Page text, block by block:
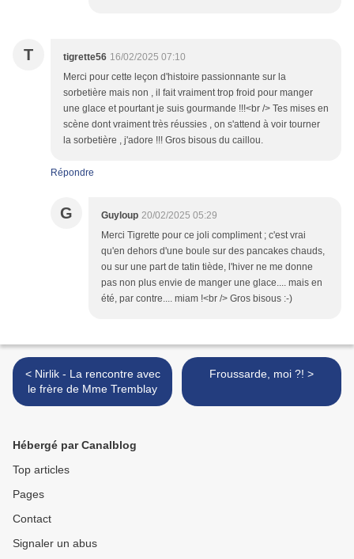
T tigrette56 16/02/2025 07:10
Merci pour cette leçon d'histoire passionnante sur la
sorbetière mais non , il fait vraiment trop froid pour manger
une glace et pourtant je suis gourmande !!!<br /> Tes mises en
scène dont vraiment très réussies , on s'attend à voir tourner
la sorbetière , j'adore !!! Gros bisous du caillou.
Répondre
G Guyloup 20/02/2025 05:29
Merci Tigrette pour ce joli compliment ; c'est vrai
qu'en dehors d'une boule sur des pancakes chauds,
ou sur une part de tatin tiède, l'hiver ne me donne
pas non plus envie de manger une glace.... mais en
été, par contre.... miam !<br /> Gros bisous :-)
< Nirlik - La rencontre avec
le frère de Mme Tremblay
Froussarde, moi ?! >
Hébergé par Canalblog
Top articles
Pages
Contact
Signaler un abus